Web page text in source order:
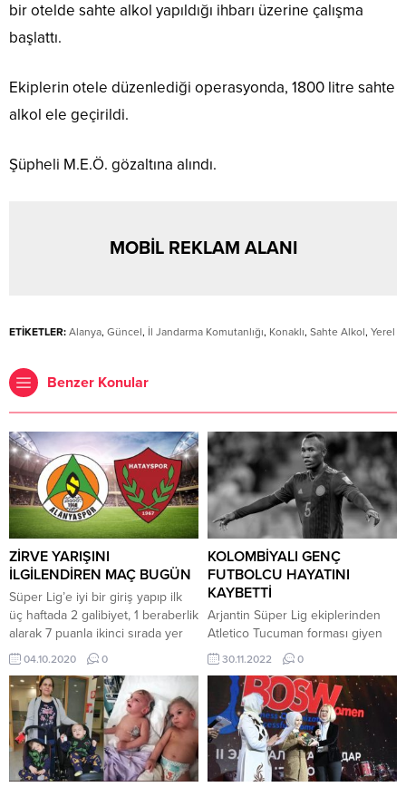
bir otelde sahte alkol yapıldığı ihbarı üzerine çalışma
başlattı.
Ekiplerin otele düzenlediği operasyonda, 1800 litre sahte
alkol ele geçirildi.
Şüpheli M.E.Ö. gözaltına alındı.
MOBİL REKLAM ALANI
ETİKETLER: Alanya, Güncel, İl Jandarma Komutanlığı, Konaklı, Sahte Alkol, Yerel
Benzer Konular
ZİRVE YARIŞINI
İLGİLENDİREN MAÇ BUGÜN
Süper Lig’e iyi bir giriş yapıp ilk
üç haftada 2 galibiyet, 1 beraberlik
alarak 7 puanla ikinci sırada yer
alan Aytemiz Alanyaspor, aynı
puana sahip Atakaş Hatayspor’u
konuk edecek. Süper Lig ‘in 4.
haftasında Alanyaspor , bugün
saat 16.00’da
sahasında Hatayspor ile
karşılaşacak. Hem geçen sezon
başarılı bir dönem geçiren hem
04.10.2020 0
KOLOMBİYALI GENÇ
FUTBOLCU HAYATINI
KAYBETTİ
Arjantin Süper Lig ekiplerinden
Atletico Tucuman forması giyen
22 yaşındaki Kolombiyalı Andres
Balanta, antrenmanda kalp krizi
geçirip hayatını kaybetti. Balanta,
Atletico Tucuman takımının Dünya
Kupası için verilen aranın
ardından gerçekleştirdiği ilk
antrenmanında bir anda yere
yığıldı. Kalp krizi geçirdiği
30.11.2022 0